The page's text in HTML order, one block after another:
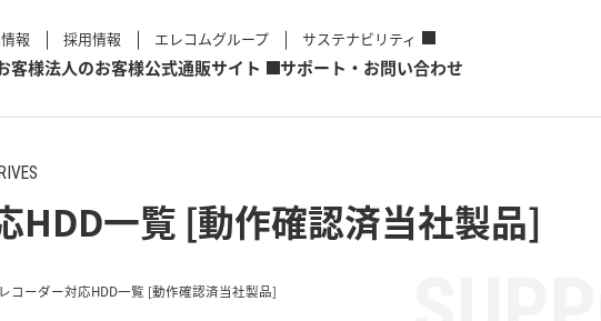
報 採用情報 エレコムグループ サステナビリティ
客様法人のお客様公式通販サイト サポート・お問い合わせ
HDD一覧 [動作確認済当社製品]
コーダー対応HDD一覧 [動作確認済当社製品]